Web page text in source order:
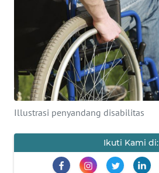
Illustrasi penyandang disabilitas
Ikuti Kami di:
KONTAK
KAMI